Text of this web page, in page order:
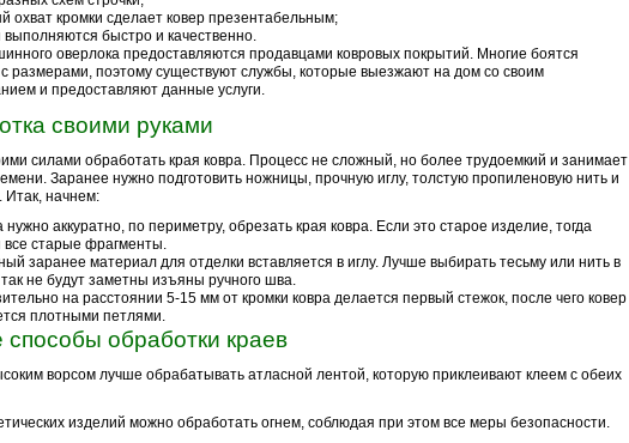
охват кромки сделает ковер презентабельным;
выполняются быстро и качественно.
оверлока предоставляются продавцами ковровых покрытий. Многие боятся
с размерами, поэтому существуют службы, которые выезжают на дом со своим
и предоставляют данные услуги.
своими руками
силами обработать края ковра. Процесс не сложный, но более трудоемкий и занимает
Заранее нужно подготовить ножницы, прочную иглу, толстую пропиленовую нить и
Итак, начнем:
аккуратно, по периметру, обрезать края ковра. Если это старое изделие, тогда
все старые фрагменты.
заранее материал для отделки вставляется в иглу. Лучше выбирать тесьму или нить в
так не будут заметны изъяны ручного шва.
на расстоянии 5-15 мм от кромки ковра делается первый стежок, после чего ковер
плотными петлями.
способы обработки краев
ворсом лучше обрабатывать атласной лентой, которую приклеивают клеем с обеих
изделий можно обработать огнем, соблюдая при этом все меры безопасности.